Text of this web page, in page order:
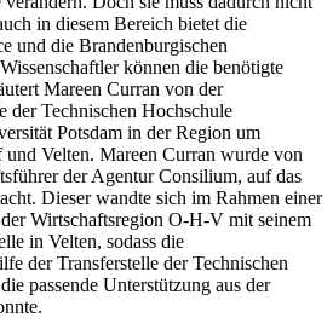
in diesem Bereich bietet die
und die Brandenburgischen
können die benötigte
Mareen Curran von der
der Technischen Hochschule
Potsdam in der Region um
Velten. Mareen Curran wurde von
der Agentur Consilium, auf das
Dieser wandte sich im Rahmen einer
Wirtschaftsregion O-H-V mit seinem
in Velten, sodass die
der Transferstelle der Technischen
passende Unterstützung aus der